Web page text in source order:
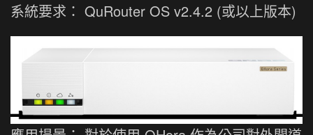
系統要求： QuRouter OS v2.4.2 (或以上版本)